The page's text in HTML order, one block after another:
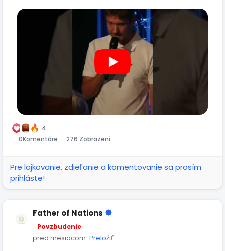
4
0Komentáre 276 Zobrazení
Pre lajkovanie, zdieľanie a komentovanie sa prosím
prihláste!
Father of Nations
Povzbudenie
pred mesiacom-Preložiť